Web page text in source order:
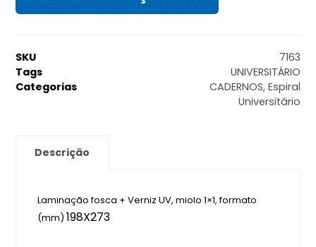
SKU
7163
Tags
UNIVERSITÁRIO
Categorias
CADERNOS, Espiral
Universitário
Descrição
Laminação fosca + Verniz UV, miolo 1×1, formato
(mm)198X273